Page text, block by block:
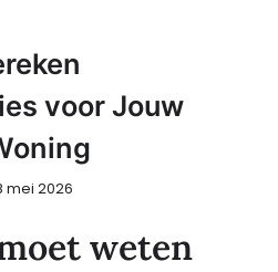
voor Jouw
mei 2026
weten